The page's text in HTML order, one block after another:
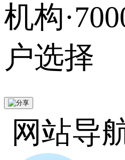
机构
户选择
网站导